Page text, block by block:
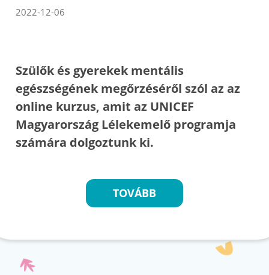
2022-12-06
Szülők és gyerekek mentális
egészségének megőrzéséről szól az az
online kurzus, amit az UNICEF
Magyarország Lélekemelő programja
számára dolgoztunk ki.
TOVÁBB